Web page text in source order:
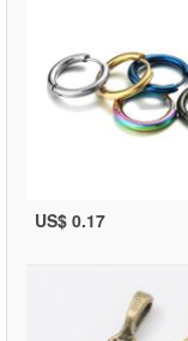
US$ 0.17